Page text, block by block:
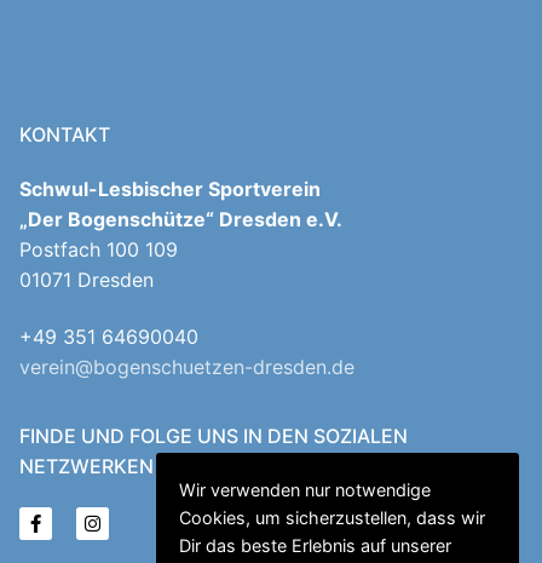
KONTAKT
Schwul-Lesbischer Sportverein
„Der Bogenschütze“ Dresden e.V.
Postfach 100 109
01071 Dresden
+49 351 64690040
verein@bogenschuetzen-dresden.de
FINDE UND FOLGE UNS IN DEN SOZIALEN
NETZWERKEN
Wir verwenden nur notwendige
Cookies, um sicherzustellen, dass wir
Dir das beste Erlebnis auf unserer